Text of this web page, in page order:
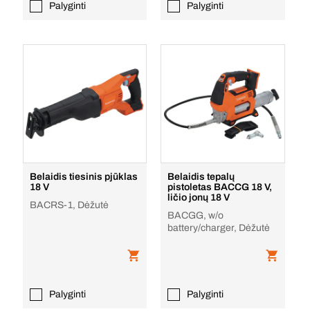
Palyginti Palyginti
Belaidis tiesinis pjūklas
18 V
BACRS-1, Dėžutė
Palyginti
Belaidis tepalų
pistoletas BACCG 18 V,
ličio jonų 18 V
BACGG, w/o
battery/charger, Dėžutė
Palyginti